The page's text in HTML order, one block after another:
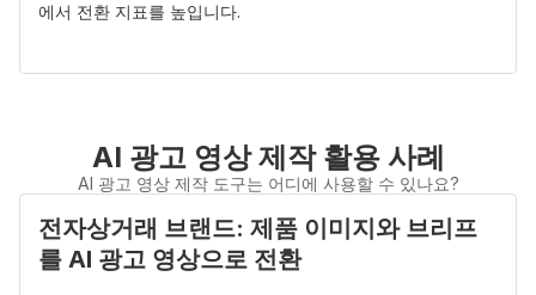
에서 전환 지표를 높입니다.
모든 광고 네트워크에 맞는 알고리즘 준비
현대 광고 채널은 성의 없는 크로스포스팅과 잘못된 프레이밍
에 낮은 도달률과 높은 광고 비용으로 반응합니다. APOB AI는
Meta 광고 영상 제작 도구, YouTube 광고 영상 제작 도구로
작동합니다. Instagram Reels와 Shorts용 세로 9:16,
AI 광고 영상 제작 활용 사례
AI 광고 영상 제작 도구는 어디에 사용할 수 있나요?
전자상거래 브랜드: 제품 이미지와 브리프
를 AI 광고 영상으로 전환